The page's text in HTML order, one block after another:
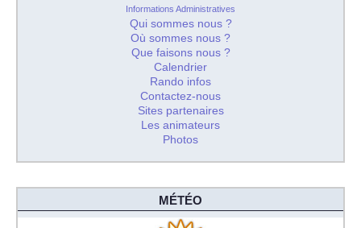
Informations Administratives
Qui sommes nous ?
Où sommes nous ?
Que faisons nous ?
Calendrier
Rando infos
Contactez-nous
Sites partenaires
Les animateurs
Photos
MÉTÉO